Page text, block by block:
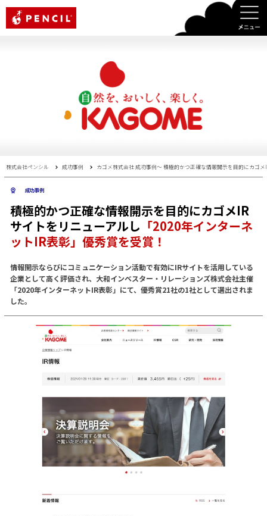
株式会社ペンシル 成功事例 カゴメ株式会社 成功事例〜 積極的かつ正確な情報開示を目的にカゴ
成功事例
積極的かつ正確な情報開示を目的にカゴメIR
サイトをリニューアルし 「2020年インターネ
ットIR表彰」優秀賞を受賞！
情報開示ならびにコミュニケーション活動で有効にIRサイトを活用している
企業として高く評価され、大和インベスター・リレーションズ株式会社主催
「2020年インターネットIR表彰」にて、優秀賞21社の1社として選出されま
した。